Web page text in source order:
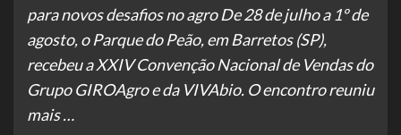
para novos desafios no agro De 28 de julho a 1º de
agosto, o Parque do Peão, em Barretos (SP),
recebeu a XXIV Convenção Nacional de Vendas do
Grupo GIROAgro e da VIVAbio. O encontro reuniu
mais …